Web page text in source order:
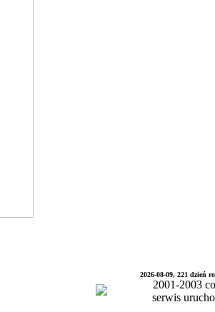
2026-08-09, 221 dzień
2001-2003
serwis